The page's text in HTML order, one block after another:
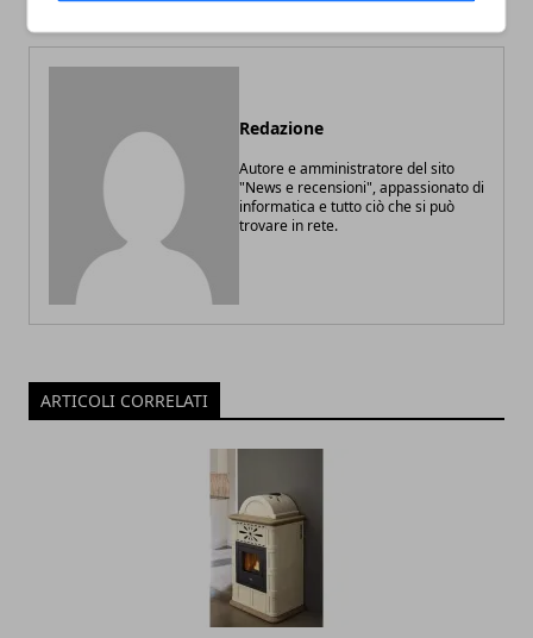
Redazione
Autore e amministratore del sito
"News e recensioni", appassionato di
informatica e tutto ciò che si può
trovare in rete.
ARTICOLI CORRELATI